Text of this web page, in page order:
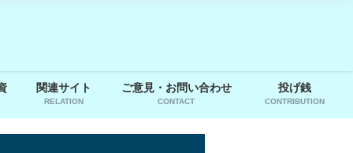
関連サイト
RELATION
ご意見・お問い合わせ
CONTACT
投げ銭
CONTRIBUTION